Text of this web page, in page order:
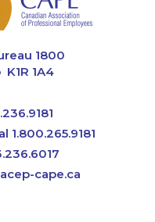
1800
1A4
1.800.265.9181
cape.ca